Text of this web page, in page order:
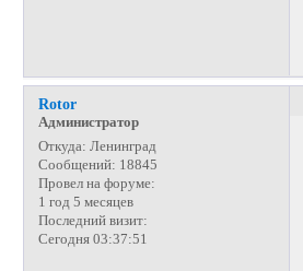
Rotor
Администратор
Откуда: Ленинград
Сообщений: 18845
Провел на форуме:
1 год 5 месяцев
Последний визит:
Сегодня 03:37:51